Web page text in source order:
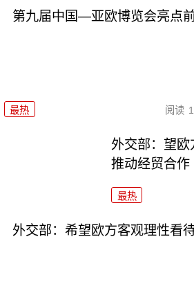
第九届中国—亚欧博览会亮点
最热 阅读
外交部：望
推动经贸合作
最热
外交部：希望欧方客观理性看